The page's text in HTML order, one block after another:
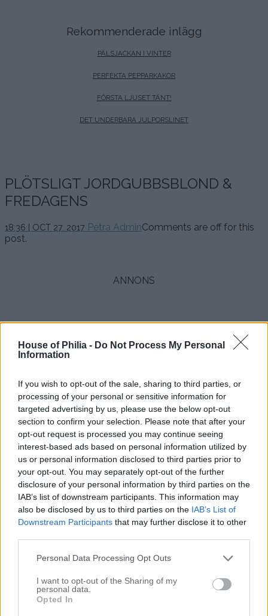
House of Philia - Do Not Process My Personal
Information
If you wish to opt-out of the sale, sharing to third parties, or
processing of your personal or sensitive information for
targeted advertising by us, please use the below opt-out
section to confirm your selection. Please note that after your
opt-out request is processed you may continue seeing
interest-based ads based on personal information utilized by
us or personal information disclosed to third parties prior to
your opt-out. You may separately opt-out of the further
disclosure of your personal information by third parties on the
IAB’s list of downstream participants. This information may
also be disclosed by us to third parties on the IAB’s List of
Downstream Participants that may further disclose it to other
Personal Data Processing Opt Outs
I want to opt-out of the Sharing of my
personal data.
Opted In
Rekommenderade inlägg
PÄLSJACKAN I VINTER
PERFEKTA PEPPARKAKOR
FÖRSTA LJUSET TÄNT!
DET UNDERBARA JULPORSLINET
PLÖTSLIGT JORDGUBBSBLOND &
FREDAGENS
18:36 | OCT 27. 2017 Petra AdminComments are off for this
post.
ANNONS
Jackahär. Jeans med perfekt passform med någon
superstreck som inte töjer sighär. Stickad tröja med
brodyr här.Väska här .
..
Ovan har ni jag idag! Med v ä l d i g t ljus och för dagen ny
frisyr! (Supertröttnade på mitt slitna hår fick att ryck och
hade fixat akut frissatid helt plötsligt i eftermiddags) Har
inte vant mig vid denna jordgubbsblonda och långa page
och jag hoppas att den är lite mer Khloé Kardashian än
präktig bibliotekarie. Känslan pendlar däremellan haha.
Jaja, hur som helst har jag haft en super fredag och strax
men först alltså dagens…
.